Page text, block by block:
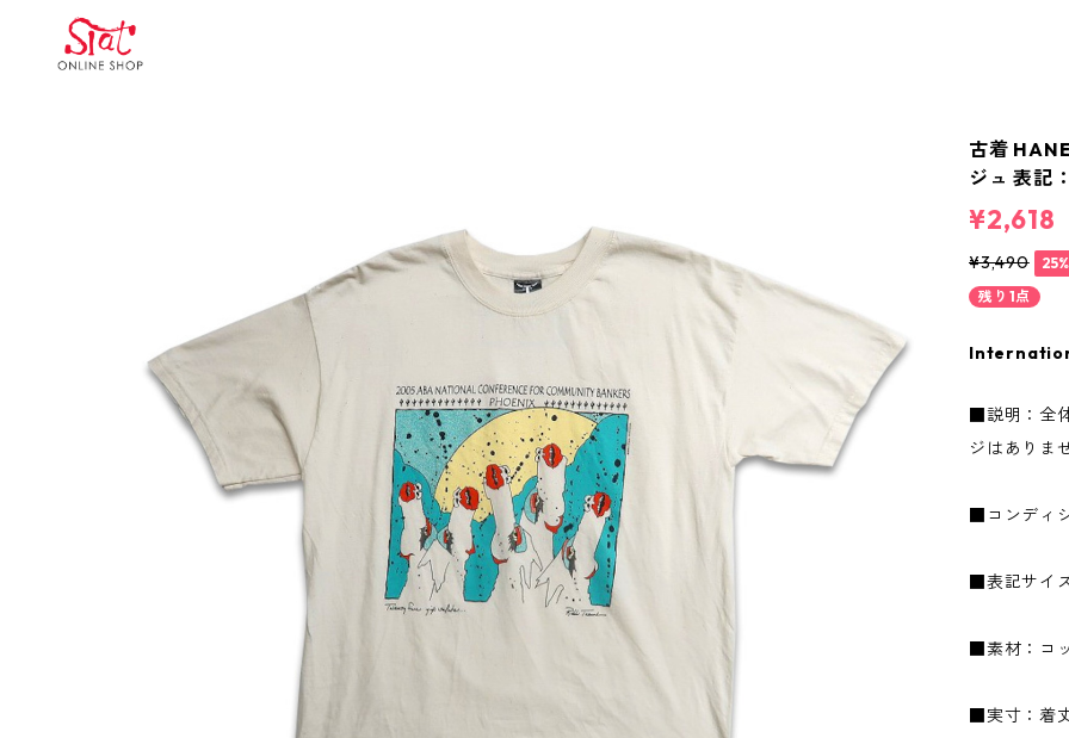
古着
ジュ 表
¥2,618
¥3,490
残り1点
■説明：全
ジはありま
■コンディ
■表記サイ
■素材：コ
■実寸：着